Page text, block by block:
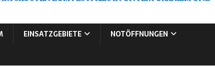
EINSATZGEBIETE
NOTÖFFNUNGEN